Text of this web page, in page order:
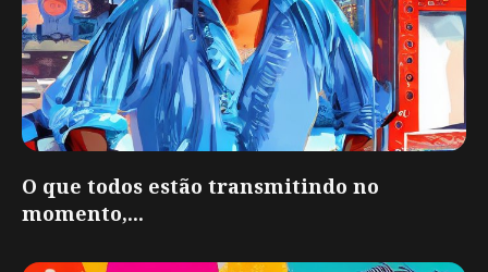
O que todos estão transmitindo no
momento,...